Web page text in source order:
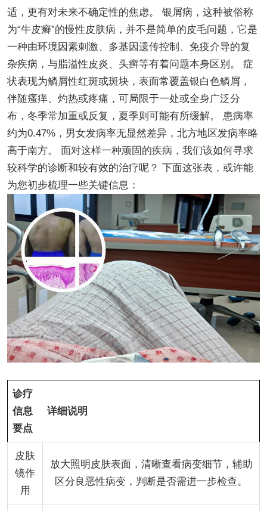
适，更有对未来不确定性的焦虑。 银屑病，这种被俗称
为“牛皮癣”的慢性皮肤病，并不是简单的皮毛问题，它是
一种由环境因素刺激、多基因遗传控制、免疫介导的复
杂疾病，与脂溢性皮炎、头癣等有着问题本身区别。 症
状表现为鳞屑性红斑或斑块，表面常覆盖银白色鳞屑，
伴随瘙痒、灼热或疼痛，可局限于一处或全身广泛分
布，冬季常加重或反复，夏季则可能有所缓解。 患病率
约为0.47%，男女发病率无显然差异，北方地区发病率略
高于南方。 面对这样一种顽固的疾病，我们该如何寻求
较科学的诊断和较有效的治疗呢？ 下面这张表，或许能
为您初步梳理一些关键信息：
诊疗
信息
要点
详细说明
皮肤
镜作
用
放大照明皮肤表面，清晰查看病变细节，辅助
区分良恶性病变，判断是否需进一步检查。